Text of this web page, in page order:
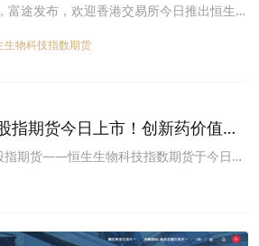
富途发布，欢迎香港交易所今日推出恒生生
生物科技指数期货的推出进一步丰富香港
深度与流动性，为全球投资者提供精准的
生物科技指数期货
指期货今日上市！创新药价值重
指期货——恒生生物科技指数期货于今日正